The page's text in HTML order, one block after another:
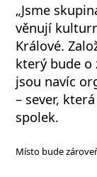
„Jsme
věnují
Králové.
který bude o
jsou navíc
– sever,
spolek.
Místo bude